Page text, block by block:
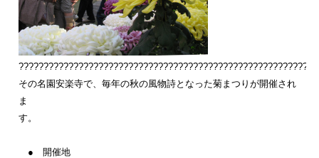
その名園安楽寺で、毎年の秋の風物詩となった菊まつりが開催され
ま
● 開催地